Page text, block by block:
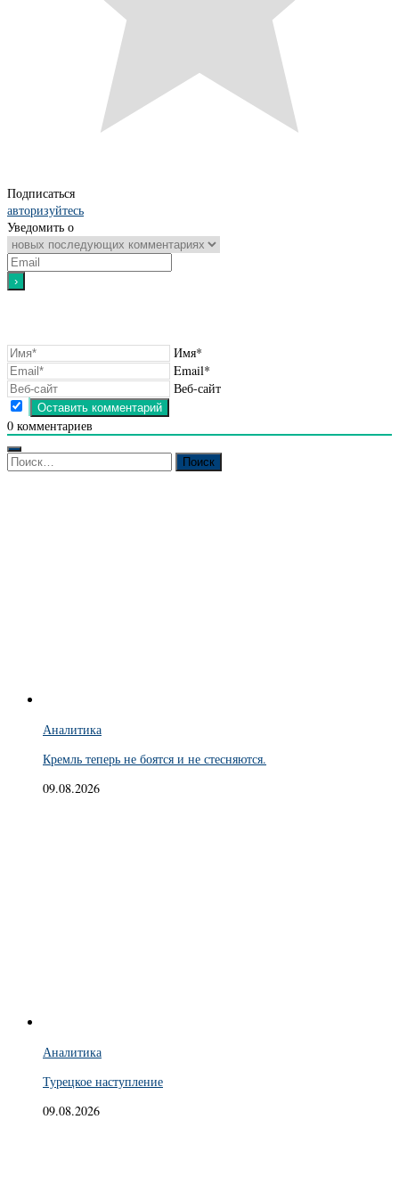
Подписаться
авторизуйтесь
Уведомить о
Имя*
Email*
Веб-сайт
0 комментариев
Найти:
Аналитика
Кремль теперь не боятся и не стесняются.
09.08.2026
Аналитика
Турецкое наступление
09.08.2026